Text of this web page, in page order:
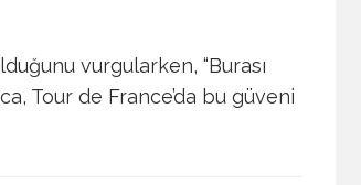
vurgularken, “Burası
Tour de France’da bu güveni